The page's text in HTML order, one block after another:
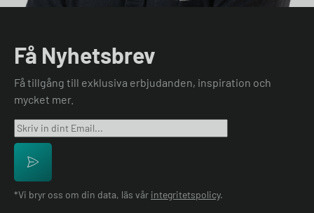
Få Nyhetsbrev
Få tillgång till exklusiva erbjudanden, inspiration och
mycket mer.
*Vi bryr oss om din data, läs vår integritetspolicy.